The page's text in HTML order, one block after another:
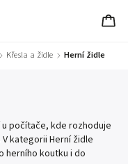
Křesla a židle / Herní židle
počítače, kde rozhoduje
kategorii Herní židle
herního koutku i do